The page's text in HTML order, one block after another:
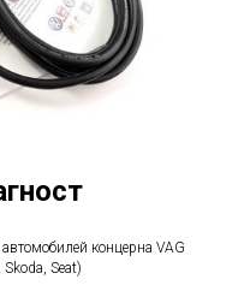
концерна VAG
Seat)